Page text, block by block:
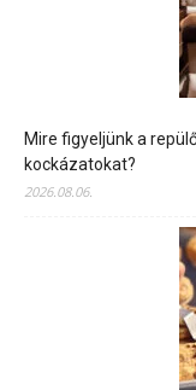
Mire figyeljünk a
kockázatokat?
2026.08.06.